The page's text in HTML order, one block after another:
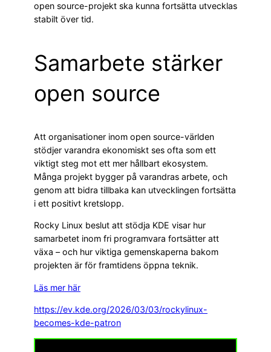
open source-projekt ska kunna fortsätta utvecklas
stabilt över tid.
Samarbete stärker
open source
Att organisationer inom open source-världen
stödjer varandra ekonomiskt ses ofta som ett
viktigt steg mot ett mer hållbart ekosystem.
Många projekt bygger på varandras arbete, och
genom att bidra tillbaka kan utvecklingen fortsätta
i ett positivt kretslopp.
Rocky Linux beslut att stödja KDE visar hur
samarbetet inom fri programvara fortsätter att
växa – och hur viktiga gemenskaperna bakom
projekten är för framtidens öppna teknik.
Läs mer här
https://ev.kde.org/2026/03/03/rockylinux-
becomes-kde-patron